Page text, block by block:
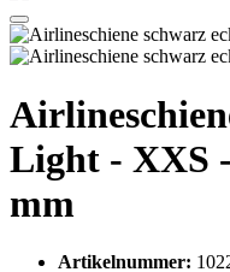
Light - XXS
mm
Artikelnummer: